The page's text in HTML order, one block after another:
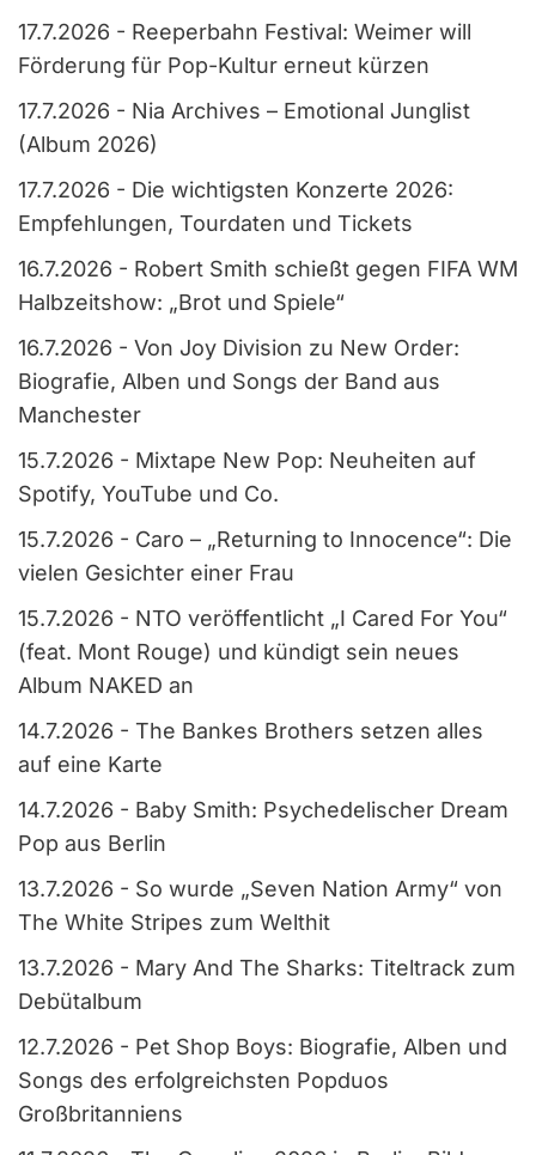
17.7.2026 - Reeperbahn Festival: Weimer will
Förderung für Pop-Kultur erneut kürzen
17.7.2026 - Nia Archives – Emotional Junglist
(Album 2026)
17.7.2026 - Die wichtigsten Konzerte 2026:
Empfehlungen, Tourdaten und Tickets
16.7.2026 - Robert Smith schießt gegen FIFA WM
Halbzeitshow: „Brot und Spiele“
16.7.2026 - Von Joy Division zu New Order:
Biografie, Alben und Songs der Band aus
Manchester
15.7.2026 - Mixtape New Pop: Neuheiten auf
Spotify, YouTube und Co.
15.7.2026 - Caro – „Returning to Innocence“: Die
vielen Gesichter einer Frau
15.7.2026 - NTO veröffentlicht „I Cared For You“
(feat. Mont Rouge) und kündigt sein neues
Album NAKED an
14.7.2026 - The Bankes Brothers setzen alles
auf eine Karte
14.7.2026 - Baby Smith: Psychedelischer Dream
Pop aus Berlin
13.7.2026 - So wurde „Seven Nation Army“ von
The White Stripes zum Welthit
13.7.2026 - Mary And The Sharks: Titeltrack zum
Debütalbum
12.7.2026 - Pet Shop Boys: Biografie, Alben und
Songs des erfolgreichsten Popduos
Großbritanniens